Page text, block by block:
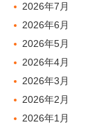
2026年7月
2026年6月
2026年5月
2026年4月
2026年3月
2026年2月
2026年1月